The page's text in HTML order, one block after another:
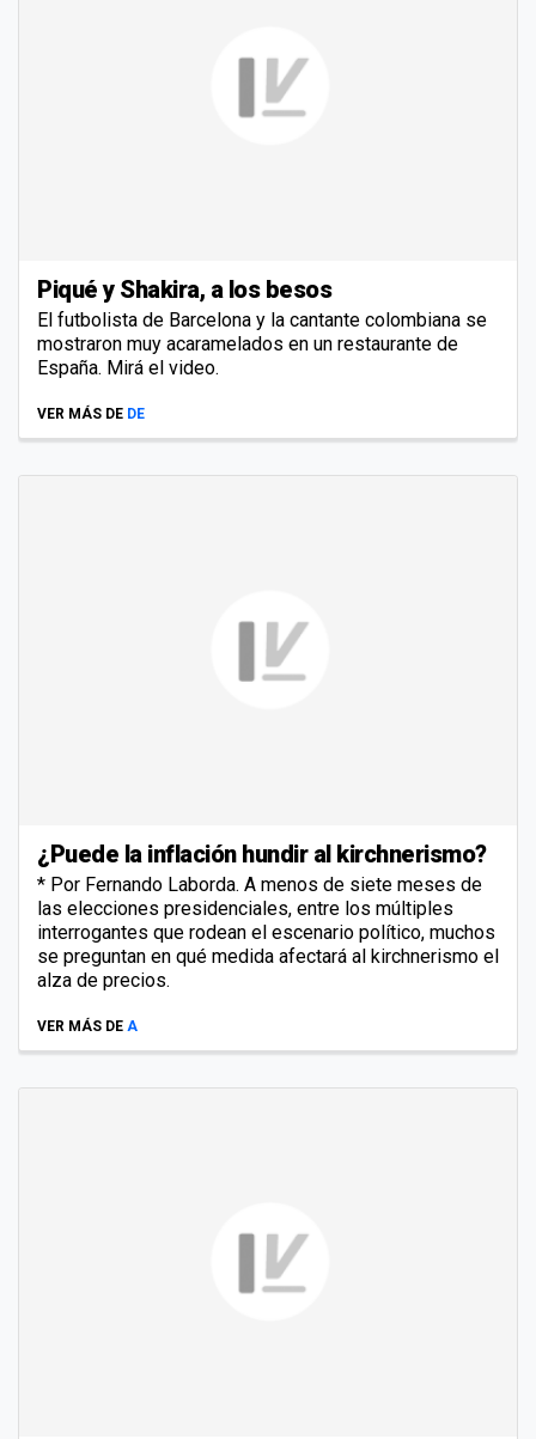
Piqué y Shakira, a los besos
El futbolista de Barcelona y la cantante colombiana se
mostraron muy acaramelados en un restaurante de
España. Mirá el video.
VER MÁS DE DE
¿Puede la inflación hundir al kirchnerismo?
* Por Fernando Laborda. A menos de siete meses de
las elecciones presidenciales, entre los múltiples
interrogantes que rodean el escenario político, muchos
se preguntan en qué medida afectará al kirchnerismo el
alza de precios.
VER MÁS DE A